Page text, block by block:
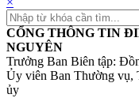
CỔNG THÔNG TIN
NGUYÊN
Trưởng Ban Biên tập:
Ủy viên Ban Thường vụ,
ủy